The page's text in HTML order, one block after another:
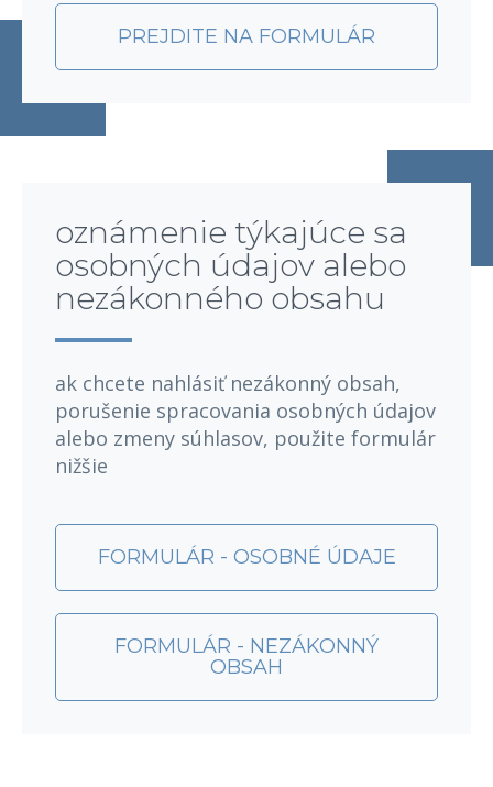
PREJDITE NA FORMULÁR
oznámenie týkajúce sa
osobných údajov alebo
nezákonného obsahu
ak chcete nahlásiť nezákonný obsah,
porušenie spracovania osobných údajov
alebo zmeny súhlasov, použite formulár
nižšie
FORMULÁR - OSOBNÉ ÚDAJE
FORMULÁR - NEZÁKONNÝ
OBSAH